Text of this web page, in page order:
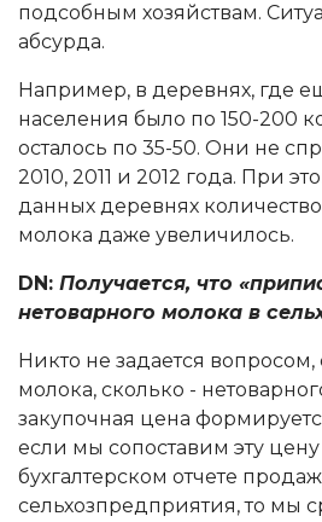
подсобным хозяйствам.
абсурда.
Например, в деревнях, где
населения было по 150-200
осталось по 35-50. Они не
2010, 2011 и 2012 года. При
данных деревнях
молока даже увеличилось.
DN: Получается, что
нетоварного молока в
Никто не задается вопросом,
молока, сколько -
закупочная цена
если мы сопоставим эту цену
бухгалтерском отчете продаж
сельхозпредприятия, то мы